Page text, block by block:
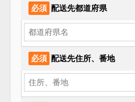
必須 配送先都道府県
必須 配送先住所、番地